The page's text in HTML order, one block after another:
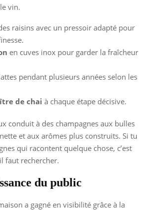
vin.
raisins avec un pressoir adapté pour
en cuves inox pour garder la fraîcheur
pendant plusieurs années selon les
de chai à chaque étape décisive.
conduit à des champagnes aux bulles
et aux arômes plus construits. Si tu
qui racontent quelque chose, c’est
faut rechercher.
du public
a gagné en visibilité grâce à la